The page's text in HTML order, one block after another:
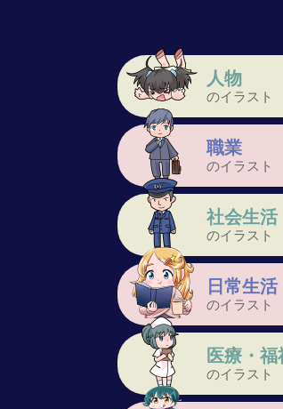
人物
のイラスト
職業
のイラスト
社会生活
のイラスト
日常生活
のイラスト
医療・福
のイラスト